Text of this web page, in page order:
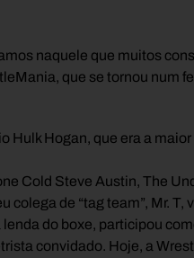
naquele que muitos
que se tornou num
Hulk Hogan, que era a
Cold Steve Austin, The
de “tag team”, Mr. T,
do boxe, participou
convidado. Hoje, a